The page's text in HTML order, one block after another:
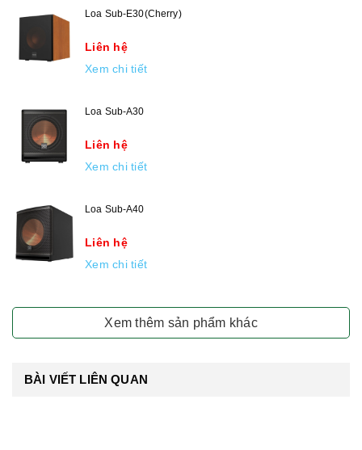
Loa Sub-E30(Cherry)
Liên hệ
Xem chi tiết
Loa Sub-A30
Liên hệ
Xem chi tiết
Loa Sub-A40
Liên hệ
Xem chi tiết
Xem thêm sản phẩm khác
BÀI VIẾT LIÊN QUAN